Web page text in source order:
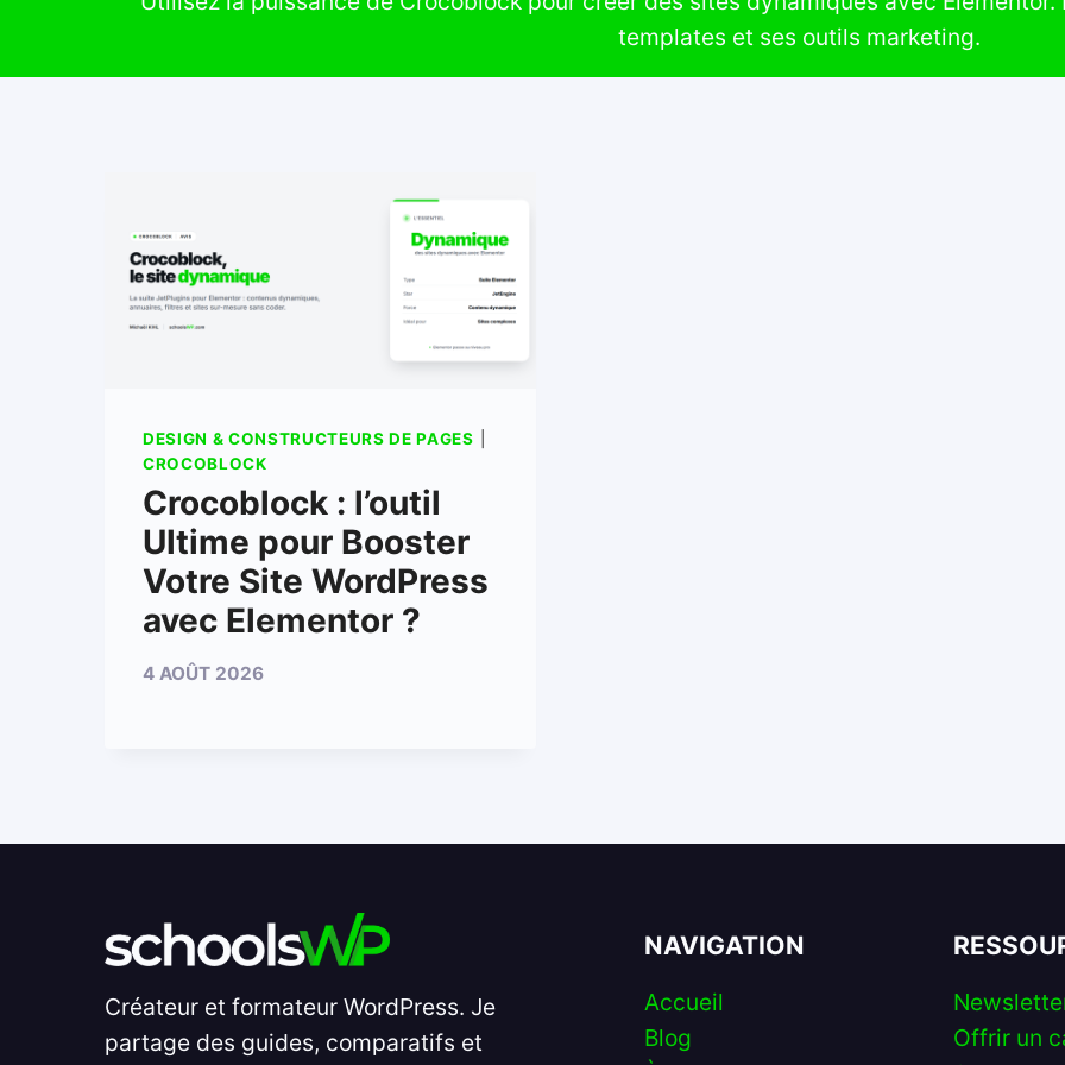
templates et ses outils marketing.
DESIGN & CONSTRUCTEURS DE PAGES
CROCOBLOCK
Crocoblock : l’outil
Ultime pour Booster
Votre Site WordPress
avec Elementor ?
4 AOÛT 2026
Créateur et formateur WordPress. Je
partage des guides, comparatifs et
NAVIGATION
Accueil
Blog
Offrir un